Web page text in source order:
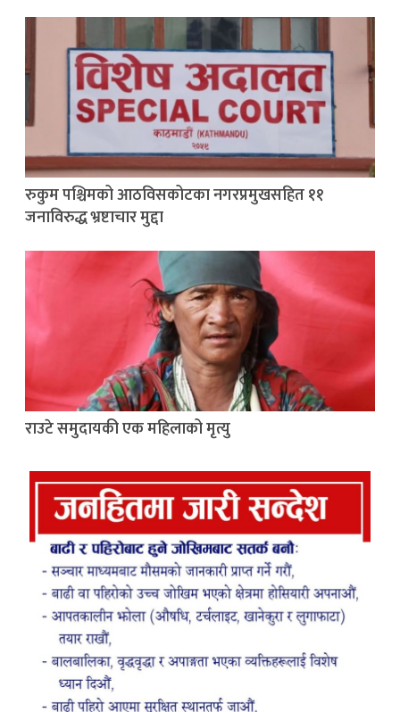
रुकुम पश्चिमको आठविसकोटका नगरप्रमुखसहित ११
जनाविरुद्ध भ्रष्टाचार मुद्दा
राउटे समुदायकी एक महिलाको मृत्यु